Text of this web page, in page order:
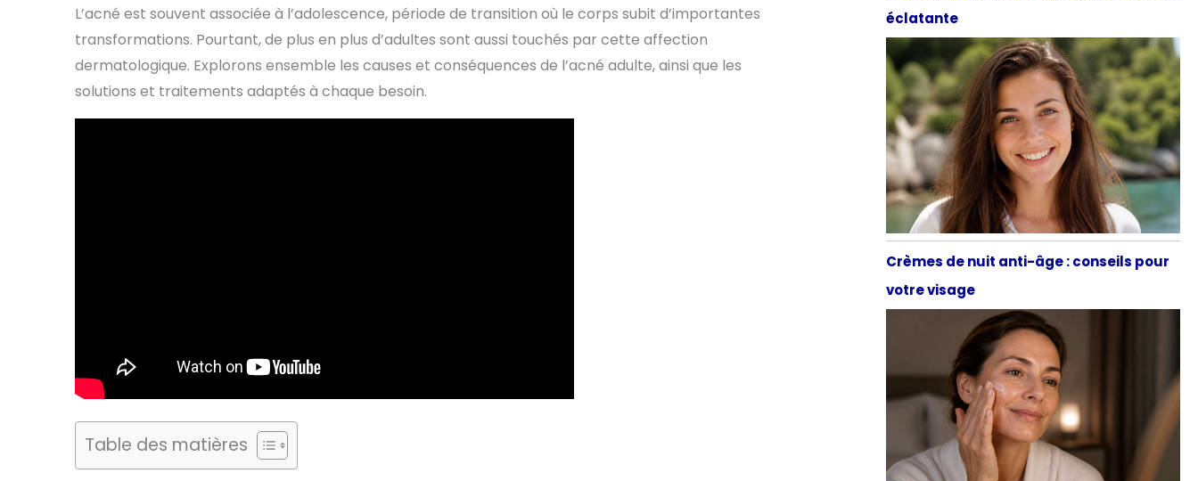
L’acné est souvent associée à l’adolescence, période de transition où le corps subit d’importantes
transformations. Pourtant, de plus en plus d’adultes sont aussi touchés par cette affection
dermatologique. Explorons ensemble les causes et conséquences de l’acné adulte, ainsi que les
solutions et traitements adaptés à chaque besoin.
Table des matières
éclatante
Crèmes de nuit anti-âge : conseils pour
votre visage